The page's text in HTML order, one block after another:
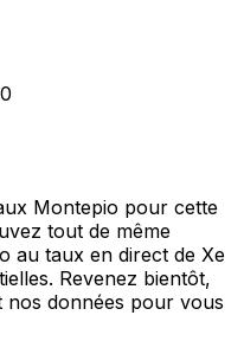
Montepio pour cette
tout de même
au taux en direct de Xe
Revenez bientôt,
nos données pour vous